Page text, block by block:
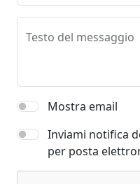
Testo del messaggio
Mostra email
Inviami notifica
per posta